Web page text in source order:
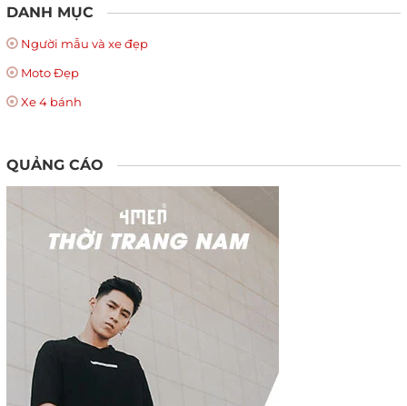
DANH MỤC
Người mẫu và xe đẹp
Moto Đẹp
Xe 4 bánh
QUẢNG CÁO